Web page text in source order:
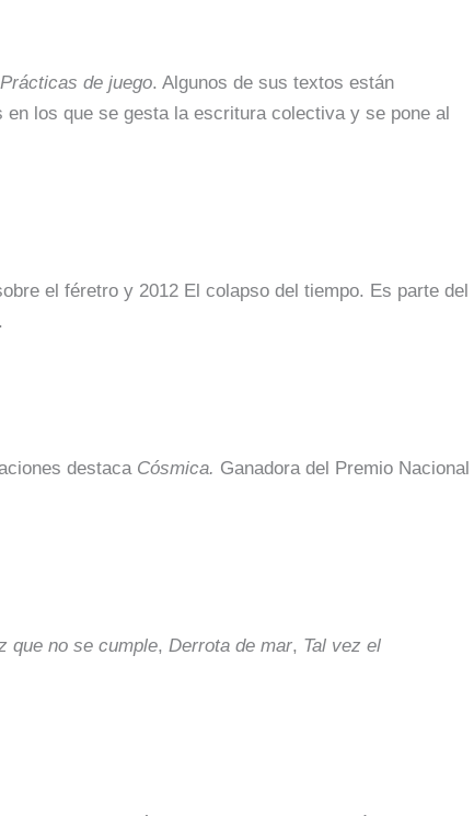
Prácticas de juego. Algunos de sus textos están
los que se gesta la escritura colectiva y se pone al
el féretro y 2012 El colapso del tiempo. Es parte del
.
destaca Cósmica. Ganadora del Premio Nacional
que no se cumple, Derrota de mar, Tal vez el